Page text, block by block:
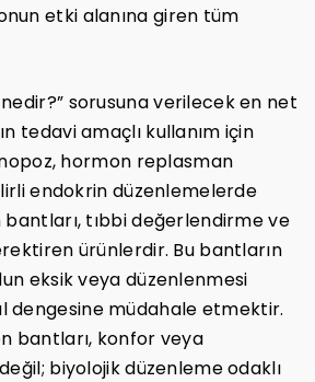
etki alanına giren tüm
sorusuna verilecek en net
tedavi amaçlı kullanım için
hormon replasman
endokrin düzenlemelerde
bantları, tıbbi değerlendirme ve
ürünlerdir. Bu bantların
eksik veya düzenlenmesi
dengesine müdahale etmektir.
bantları, konfor veya
biyolojik düzenleme odaklı